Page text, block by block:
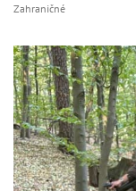
Zahraničné